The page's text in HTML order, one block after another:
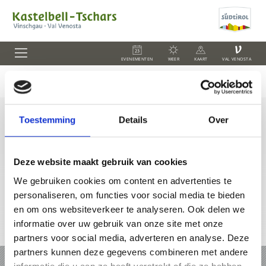
Toestemming Details Over
Deze website maakt gebruik van cookies
We gebruiken cookies om content en advertenties te
personaliseren, om functies voor social media te bieden
en om ons websiteverkeer te analyseren. Ook delen we
informatie over uw gebruik van onze site met onze
partners voor social media, adverteren en analyse. Deze
partners kunnen deze gegevens combineren met andere
EVENEMENTEN WEER KAART
V
VAL VENOSTA
+39 0473 62 41 93 info@kastelbell-tschars.com
Online-kaart